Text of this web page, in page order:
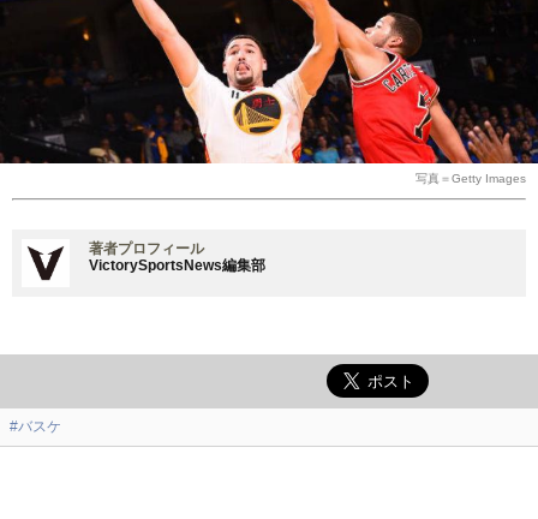
写真＝Getty Images
著者プロフィール
VictorySportsNews編集部
#バスケ